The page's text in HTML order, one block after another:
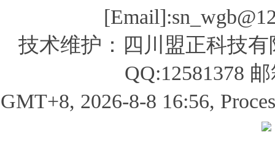
技术维护：四川盟正科技有
QQ:12581378
GMT+8, 2026-8-8 16:56,